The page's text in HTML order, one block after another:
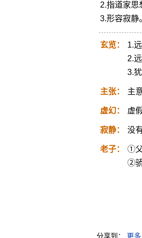
2.指道家思
3.形容寂静。
玄览：
1.
2.
3.
主张： 主
虚幻： 虚
寂静： 没
老子：
①父
②骄
分享到： 更多